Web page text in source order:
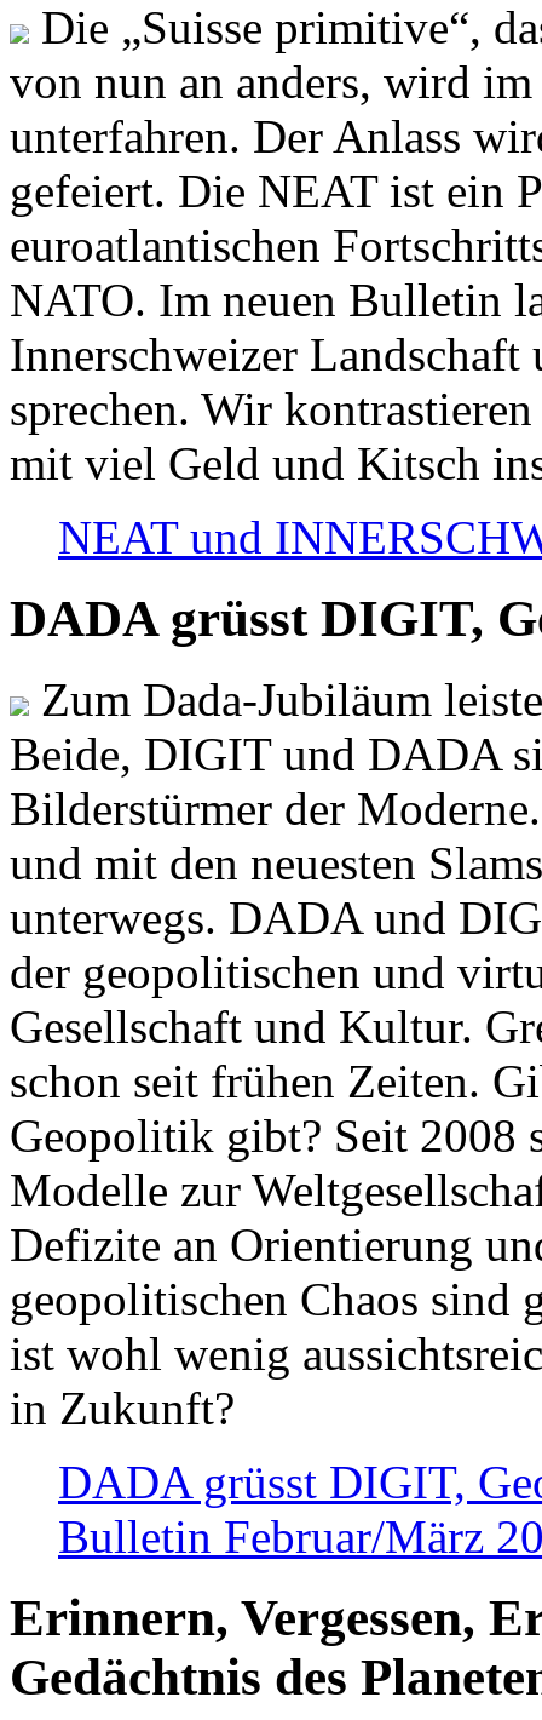
Die „Suisse primitive“,
von nun an anders, wird
unterfahren. Der Anlass
gefeiert. Die NEAT ist ein
euroatlantischen
NATO. Im neuen Bulletin
Innerschweizer
sprechen. Wir
mit viel Geld und Kitsch
NEAT und
DADA grüsst DIGIT,
Zum Dada-Jubiläum
Beide, DIGIT und DADA
Bilderstürmer der
und mit den neuesten
unterwegs. DADA und
der geopolitischen und
Gesellschaft und Kultur.
schon seit frühen Zeiten.
Geopolitik gibt? Seit 2008
Modelle zur
Defizite an Orientierung
geopolitischen Chaos sind
ist wohl wenig
in Zukunft?
DADA grüsst DIGIT,
Bulletin Februar/März
Erinnern, Vergessen,
Gedächtnis des